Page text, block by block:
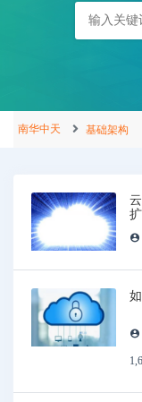
南华中天 基础架构